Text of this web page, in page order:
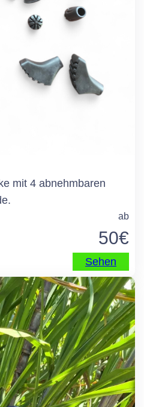
mit 4 abnehmbaren
ab
50€
Sehen